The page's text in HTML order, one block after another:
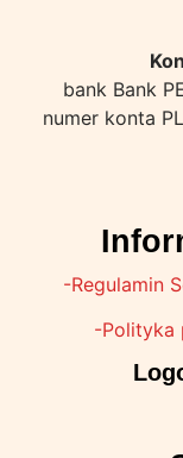
bank Bank
numer konta
-Regulamin
-Polityka